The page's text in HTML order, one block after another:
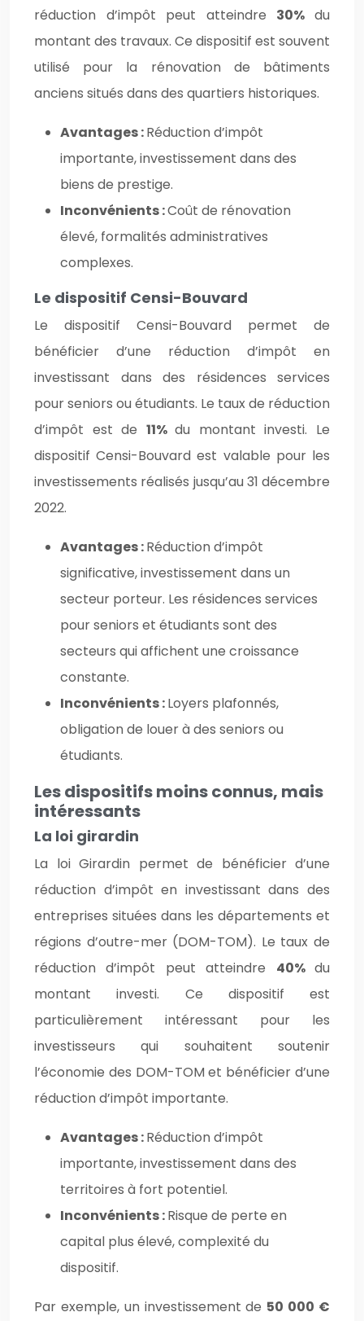
réduction d’impôt peut atteindre 30%du
montant des travaux. Ce dispositif est souvent
utilisé pour la rénovation de bâtiments
anciens situés dans des quartiers historiques.
Avantages :Réduction d’impôt
importante, investissement dans des
biens de prestige.
Inconvénients :Coût de rénovation
élevé, formalités administratives
complexes.
Le dispositif Censi-Bouvard
Le dispositif Censi-Bouvard permet de
bénéficier d’une réduction d’impôt en
investissant dans des résidences services
pour seniors ou étudiants. Le taux de réduction
d’impôt est de 11%du montant investi. Le
dispositif Censi-Bouvard est valable pour les
investissements réalisés jusqu’au 31 décembre
2022.
Avantages :Réduction d’impôt
significative, investissement dans un
secteur porteur. Les résidences services
pour seniors et étudiants sont des
secteurs qui affichent une croissance
constante.
Inconvénients :Loyers plafonnés,
obligation de louer à des seniors ou
étudiants.
Les dispositifs moins connus, mais
intéressants
La loi girardin
La loi Girardin permet de bénéficier d’une
réduction d’impôt en investissant dans des
entreprises situées dans les départements et
régions d’outre-mer (DOM-TOM). Le taux de
réduction d’impôt peut atteindre 40%du
montant investi. Ce dispositif est
particulièrement intéressant pour les
investisseurs qui souhaitent soutenir
l’économie des DOM-TOM et bénéficier d’une
réduction d’impôt importante.
Avantages :Réduction d’impôt
importante, investissement dans des
territoires à fort potentiel.
Inconvénients :Risque de perte en
capital plus élevé, complexité du
dispositif.
Par exemple, un investissement de 50 000 €